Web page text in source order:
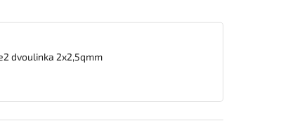
dvoulinka 2x2,5qmm